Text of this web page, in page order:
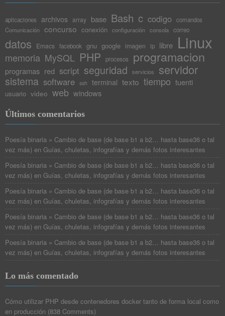
aplicaciones archivos array base Bash c codigo
comandos
Comunicación concurso conexión configuración consola correo
datos Emacs facebook gnu google imagen ip libre Linux
memoria MySQL PHP procesos programacion
programas red script seguridad servicios servidor
sistema software ssh terminal texto tiempo tuenti
usuario video web windows
Últimos comentarios
Poesía binaria » Cambio de base (de base b1 a b2… hasta base36 o tal
vez más) en Guías, chuletas, infografías y demás fotos interesantes
Poesía binaria » Cambio de base (de base b1 a b2… hasta base36 o tal
vez más) en Guías, chuletas, infografías y demás fotos interesantes
Poesía binaria » Cambio de base (de base b1 a b2… hasta base36 o tal
vez más) en Guías, chuletas, infografías y demás fotos interesantes
Poesía binaria » Cambio de base (de base b1 a b2… hasta base36 o tal
vez más) en Guías, chuletas, infografías y demás fotos interesantes
Poesía binaria » Cambio de base (de base b1 a b2… hasta base36 o tal
vez más) en Guías, chuletas, infografías y demás fotos interesantes
Lo más comentado
Cómo utilizar PHP desde contenedores docker tanto de forma local como
en producción (838 Comments)